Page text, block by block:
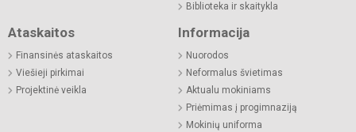
Biblioteka ir skaitykla
Ataskaitos
Finansinės ataskaitos
Viešieji pirkimai
Projektinė veikla
Informacija
Nuorodos
Neformalus švietimas
Aktualu mokiniams
Priėmimas į progimnaziją
Mokinių uniforma